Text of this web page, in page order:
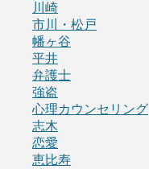
川崎
市川・松戸
幡ヶ谷
平井
弁護士
強盗
心理カウンセリング
志木
恋愛
恵比寿